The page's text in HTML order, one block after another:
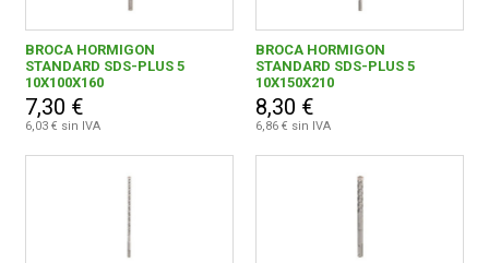
BROCA HORMIGON
STANDARD SDS-PLUS 5
10X100X160
7,30 €
6,03 € sin IVA
BROCA HORMIGON
STANDARD SDS-PLUS 5
10X150X210
8,30 €
6,86 € sin IVA